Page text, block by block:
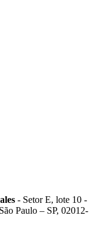
- Setor E, lote 10 -
Paulo – SP, 02012-